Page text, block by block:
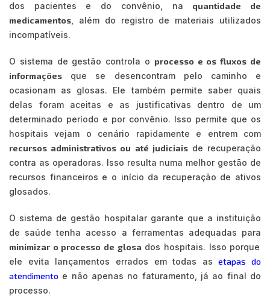
dos pacientes e do convênio, na quantidade de
medicamentos , além do registro de materiais utilizados
incompatíveis.
O sistema de gestão controla o processo e os fluxos de
informações que se desencontram pelo caminho e
ocasionam as glosas. Ele também permite saber quais
delas foram aceitas e as justificativas dentro de um
determinado período e por convênio. Isso permite que os
hospitais vejam o cenário rapidamente e entrem com
recursos administrativos ou até judiciaisde recuperação
contra as operadoras. Isso resulta numa melhor gestão de
recursos financeiros e o início da recuperação de ativos
glosados.
O sistema de gestão hospitalar garante que a instituição
de saúde tenha acesso a ferramentas adequadas para
minimizar o processo de glosa dos hospitais. Isso porque
ele evita lançamentos errados em todas asetapas do
atendimento e não apenas no faturamento, já ao final do
processo.